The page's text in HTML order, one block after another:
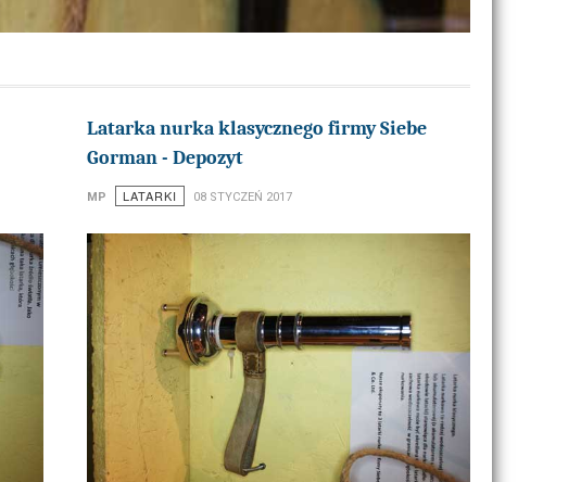
Latarka nurka klasycznego firmy Siebe
Gorman - Depozyt
MP LATARKI 08 STYCZEŃ 2017